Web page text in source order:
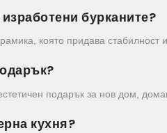
бурканите?
която придава стабилност
подарък за нов дом,
кухня?